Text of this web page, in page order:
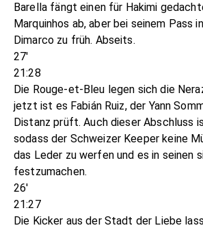
Barella fängt einen für Hakimi
Marquinhos ab, aber bei seinem Pass
Dimarco zu früh. Abseits.
27'
21:28
Die Rouge-et-Bleu legen sich die
jetzt ist es Fabián Ruiz, der Yann
Distanz prüft. Auch dieser Abschluss
sodass der Schweizer Keeper keine
das Leder zu werfen und es in seinen
festzumachen.
26'
21:27
Die Kicker aus der Stadt der Liebe